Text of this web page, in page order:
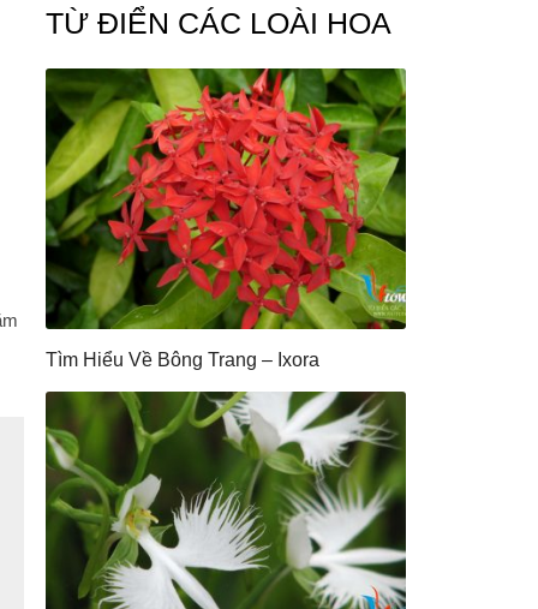
TỪ ĐIỂN CÁC LOÀI HOA
Tìm Hiểu Về Bông Trang – Ixora